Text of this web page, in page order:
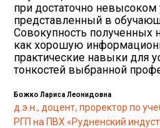
при достаточно
представленный в
Совокупность полученных
как хорошую
практические навыки для
тонкостей выбранной
Божко Лариса Леонидовна
д.э.н., доцент, проректор по
РГП на ПВХ «Рудненский